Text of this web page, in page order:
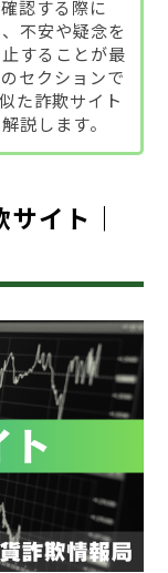
認する際に
不安や疑念を
することが最
セクションで
た詐欺サイト
説します。
イト｜